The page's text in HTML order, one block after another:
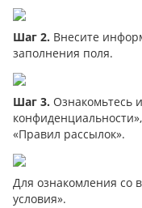
Шаг 2. Внесите
заполнения поля.
Шаг 3. Ознакомьтесь
«Правил рассылок».
Для ознакомления со
условия».